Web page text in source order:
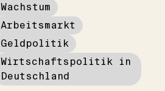
Wachstum
Arbeitsmarkt
Geldpolitik
Wirtschaftspolitik in
Deutschland